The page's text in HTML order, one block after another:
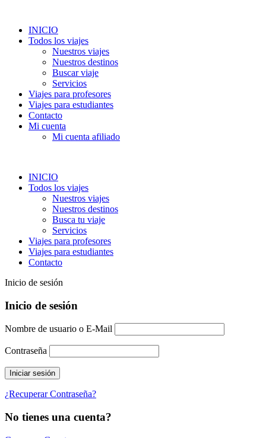
INICIO
Todos los viajes
Nuestros viajes
Nuestros destinos
Buscar viaje
Servicios
Viajes para profesores
Viajes para estudiantes
Contacto
Mi cuenta
Mi cuenta afiliado
INICIO
Todos los viajes
Nuestros viajes
Nuestros destinos
Busca tu viaje
Servicios
Viajes para profesores
Viajes para estudiantes
Contacto
Inicio de sesión
Inicio de sesión
Nombre de usuario o E-Mail
Contraseña
¿Recuperar Contraseña?
No tienes una cuenta?